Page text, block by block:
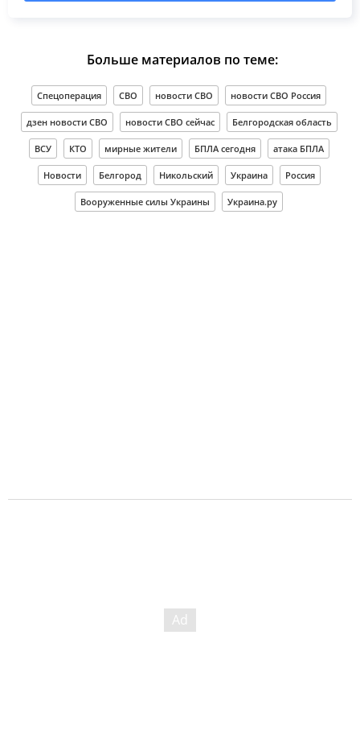
Больше материалов по теме:
Спецоперация СВО новости СВО новости СВО Россия
дзен новости СВО новости СВО сейчас Белгородская область
ВСУ КТО мирные жители БПЛА сегодня атака БПЛА
Новости Белгород Никольский Украина Россия
Вооруженные силы Украины Украина.ру